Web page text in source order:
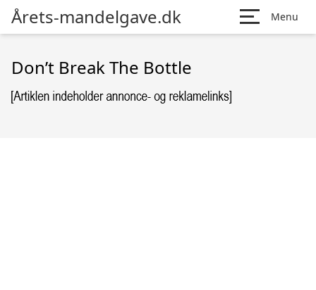
Årets-mandelgave.dk Menu
Don’t Break The Bottle